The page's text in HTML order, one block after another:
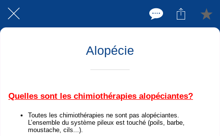
Alopécie
Quelles sont les chimiothérapies alopéciantes?
Toutes les chimiothérapies ne sont pas alopéciantes.
L’ensemble du système pileux est touché (poils, barbe,
moustache, cils...).